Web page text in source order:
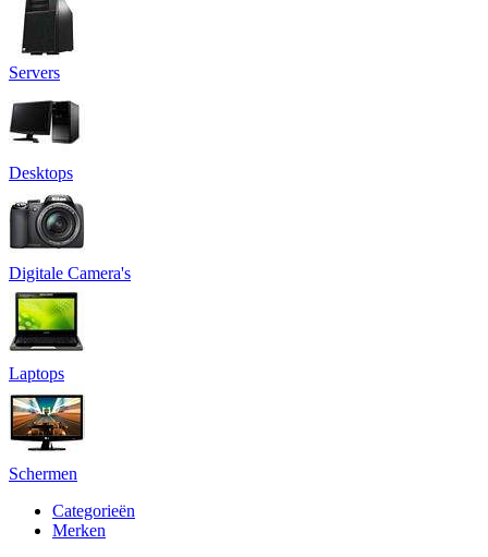
Servers
Desktops
Digitale Camera's
Laptops
Schermen
Categorieën
Merken